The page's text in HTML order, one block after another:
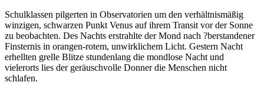
Schulklassen pilgerten in Observatorien um den verhältnismäßig
winzigen, schwarzen Punkt Venus auf ihrem Transit vor der Sonne
zu beobachten. Des Nachts erstrahlte der Mond nach ?berstandener
Finsternis in orangen-rotem, unwirklichem Licht. Gestern Nacht
erhellten grelle Blitze stundenlang die mondlose Nacht und
vielerorts lies der geräuschvolle Donner die Menschen nicht
schlafen.